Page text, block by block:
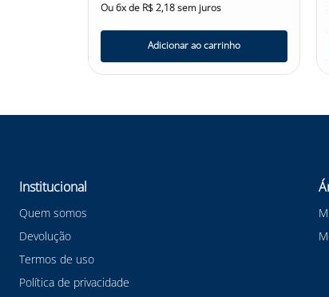
Ou6x de R$ 2,18sem juros
Adicionar ao carrinho
Institucional
Quem somos
Devolução
Termos de uso
Política de privacidade